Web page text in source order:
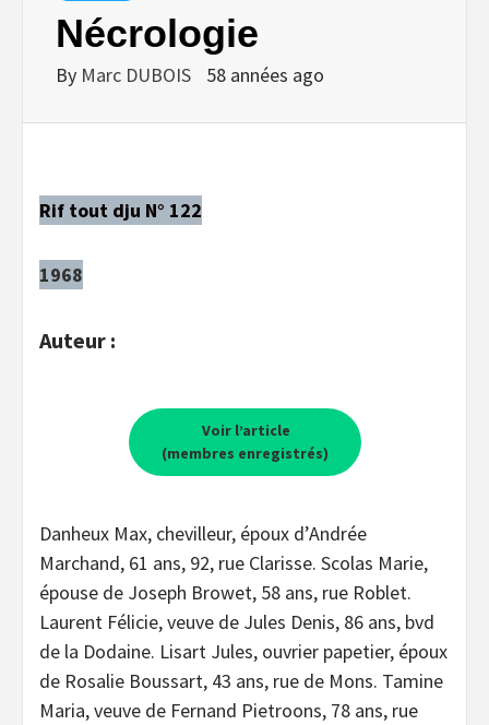
Nécrologie
By Marc DUBOIS 58 années ago
Rif tout dju N° 122
1968
Auteur :
Voir l’article
(membres enregistrés)
Danheux Max, chevilleur, époux d’Andrée
Marchand, 61 ans, 92, rue Clarisse. Scolas Marie,
épouse de Joseph Browet, 58 ans, rue Roblet.
Laurent Félicie, veuve de Jules Denis, 86 ans, bvd
de la Dodaine. Lisart Jules, ouvrier papetier, époux
de Rosalie Boussart, 43 ans, rue de Mons. Tamine
Maria, veuve de Fernand Pietroons, 78 ans, rue